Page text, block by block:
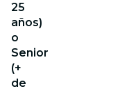
25
años)
o
Senior
(+
de